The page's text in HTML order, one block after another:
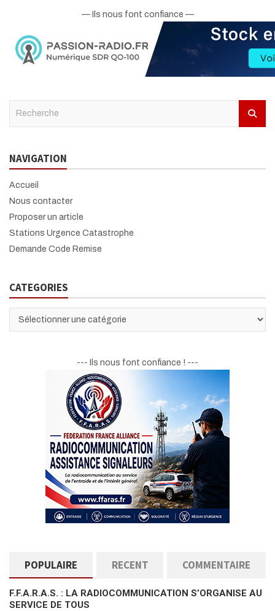
— Ils nous font confiance —
c
NAVIGATION
Accueil
Nous contacter
Proposer un article
Stations Urgence Catastrophe
Demande Code Remise
CATEGORIES
--- Ils nous font confiance ! ---
POPULAIRE RECENT COMMENTAIRE
F.F.A.R.A.S. : LA RADIOCOMMUNICATION S’ORGANISE AU
SERVICE DE TOUS